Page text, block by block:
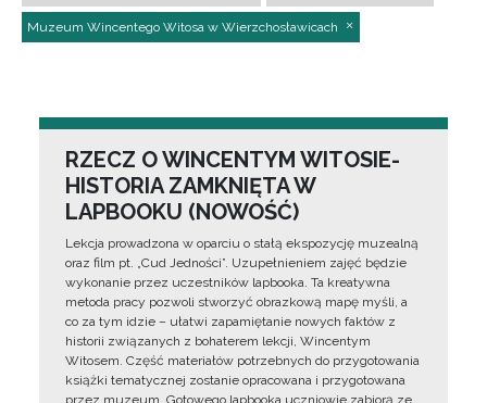
Muzeum Wincentego Witosa w Wierzchosławicach
RZECZ O WINCENTYM WITOSIE-
HISTORIA ZAMKNIĘTA W
LAPBOOKU (NOWOŚĆ)
Lekcja prowadzona w oparciu o stałą ekspozycję muzealną
oraz film pt. „Cud Jedności”. Uzupełnieniem zajęć będzie
wykonanie przez uczestników lapbooka. Ta kreatywna
metoda pracy pozwoli stworzyć obrazkową mapę myśli, a
co za tym idzie – ułatwi zapamiętanie nowych faktów z
historii związanych z bohaterem lekcji, Wincentym
Witosem. Część materiałów potrzebnych do przygotowania
książki tematycznej zostanie opracowana i przygotowana
przez muzeum. Gotowego lapbooka uczniowie zabiorą ze